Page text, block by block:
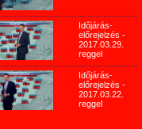
Időjárás-
előrejelzés -
2017.03.29.
reggel
Időjárás-
előrejelzés -
2017.03.22.
reggel